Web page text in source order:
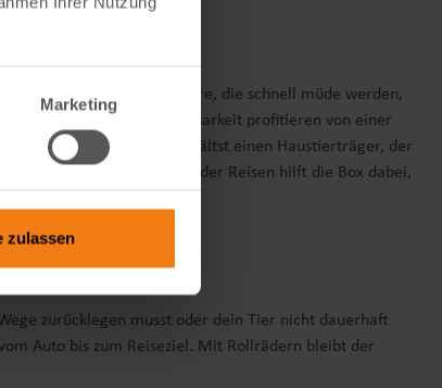
Marketing
zulassen
praktisch ist sie für Tiere, die schnell müde werden,
eingeschränkter Belastbarkeit profitieren von einer
wählen, sondern erhältst einen Haustierträger, der
zu tragen. Bei Terminen oder Reisen hilft die Box dabei,
zurücklegen musst oder dein Tier nicht dauerhaft
Auto bis zum Reiseziel. Mit Rollrädern bleibt der